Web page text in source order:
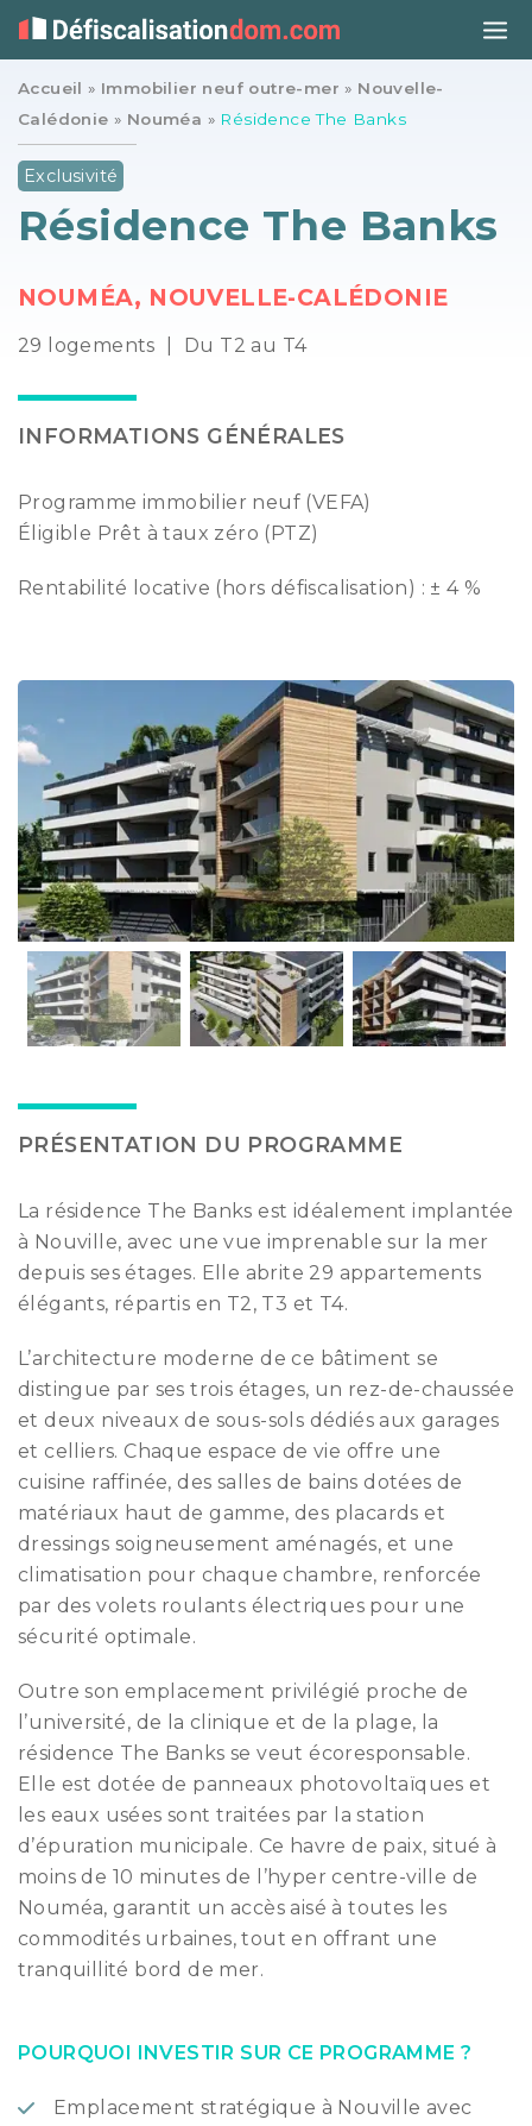
Accueil » Immobilier neuf outre-mer » Nouvelle-
Calédonie » Nouméa » Résidence The Banks
Résidence The Banks
NOUMÉA, NOUVELLE-CALÉDONIE
29 logements Du T2 au T4
Exclusivité
INFORMATIONS GÉNÉRALES
Programme immobilier neuf (VEFA)
Éligible Prêt à taux zéro (PTZ)
Rentabilité locative (hors défiscalisation) : ± 4 %
PRÉSENTATION DU PROGRAMME
La résidence The Banks est idéalement implantée
à Nouville, avec une vue imprenable sur la mer
depuis ses étages. Elle abrite 29 appartements
élégants, répartis en T2, T3 et T4.
L’architecture moderne de ce bâtiment se
distingue par ses trois étages, un rez-de-chaussée
et deux niveaux de sous-sols dédiés aux garages
et celliers. Chaque espace de vie offre une
cuisine raffinée, des salles de bains dotées de
matériaux haut de gamme, des placards et
dressings soigneusement aménagés, et une
climatisation pour chaque chambre, renforcée
par des volets roulants électriques pour une
sécurité optimale.
Outre son emplacement privilégié proche de
l’université, de la clinique et de la plage, la
résidence The Banks se veut écoresponsable.
Elle est dotée de panneaux photovoltaïques et
les eaux usées sont traitées par la station
d’épuration municipale. Ce havre de paix, situé à
moins de 10 minutes de l’hyper centre-ville de
Nouméa, garantit un accès aisé à toutes les
commodités urbaines, tout en offrant une
tranquillité bord de mer.
POURQUOI INVESTIR SUR CE PROGRAMME ?
Emplacement stratégique à Nouville avec